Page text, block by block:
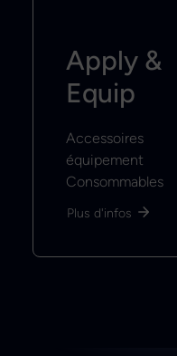
Apply &
Equip
Accessoires
équipement
Consommables
Plus d'infos